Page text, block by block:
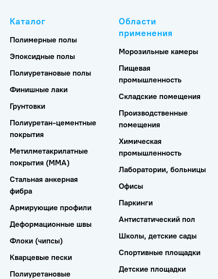
Каталог
Полимерные полы
Эпоксидные полы
Полиуретановые полы
Финишные лаки
Грунтовки
Полиуретан-цементные
покрытия
Метилметакрилатные
покрытия (ММА)
Стальная анкерная
фибра
Армирующие профили
Деформационные швы
Флоки (чипсы)
Кварцевые пески
Полиуретановые
Области
применения
Морозильные камеры
Пищевая
промышленность
Складские помещения
Производственные
помещения
Химическая
промышленность
Лаборатории, больницы
Офисы
Паркинги
Антистатический пол
Школы, детские сады
Спортивные площадки
Детские площадки